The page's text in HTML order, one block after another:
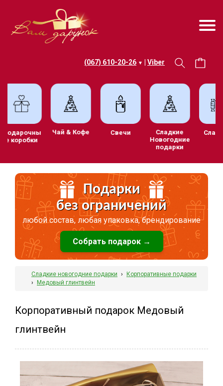
(067) 610-20-26 ▼ Viber
Подарочны
е коробки
Чай & Кофе Свечи
Сладкие
Новогодние
подарки
Подарки
без ограничений
любой состав, любая упаковка, брендирование
Собрать подарок →
Сладкие новогодние подарки › Корпоративные подарки
› Медовый глинтвейн
Корпоративный подарок Медовый
глинтвейн